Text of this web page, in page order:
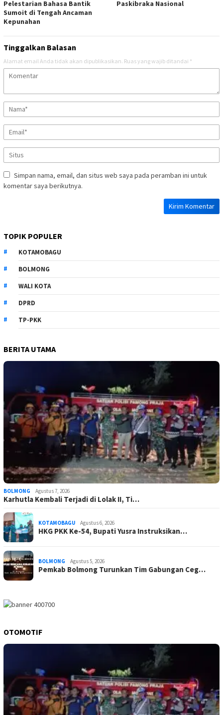
Pelestarian Bahasa Bantik
Sumoit di Tengah Ancaman
Kepunahan
Paskibraka Nasional
Tinggalkan Balasan
Alamat email Anda tidak akan dipublikasikan. Ruas yang wajib ditandai *
Simpan nama, email, dan situs web saya pada peramban ini untuk
komentar saya berikutnya.
TOPIK POPULER
KOTAMOBAGU
BOLMONG
WALI KOTA
DPRD
TP-PKK
BERITA UTAMA
BOLMONG Agustus 7, 2026
Karhutla Kembali Terjadi di Lolak II, Ti…
KOTAMOBAGU Agustus 6, 2026
HKG PKK Ke-54, Bupati Yusra Instruksikan…
BOLMONG Agustus 5, 2026
Pemkab Bolmong Turunkan Tim Gabungan Ceg…
OTOMOTIF